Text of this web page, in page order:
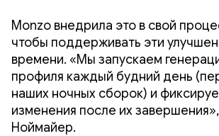
Monzo внедрила это в свой
чтобы поддерживать эти
времени. «Мы запускаем
профиля каждый будний день
наших ночных сборок) и
изменения после их
Ноймайер.